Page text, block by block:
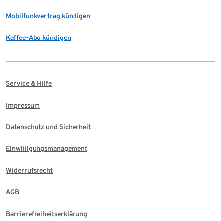
Mobilfunkvertrag kündigen
Kaffee-Abo kündigen
Service & Hilfe
Impressum
Datenschutz und Sicherheit
Einwilligungsmanagement
Widerrufsrecht
AGB
Barrierefreiheitserklärung